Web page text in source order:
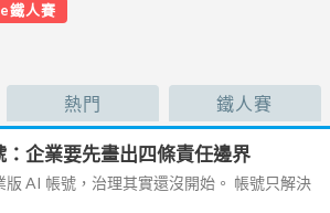
鐵人賽
熱門 鐵人賽
企業要先畫出四條責任邊界
AI 帳號，治理其實還沒開始。 帳號只解決